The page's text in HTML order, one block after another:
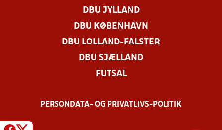
DBU JYLLAND
DBU KØBENHAVN
DBU LOLLAND-FALSTER
DBU SJÆLLAND
FUTSAL
PERSONDATA- OG PRIVATLIVS-POLITIK